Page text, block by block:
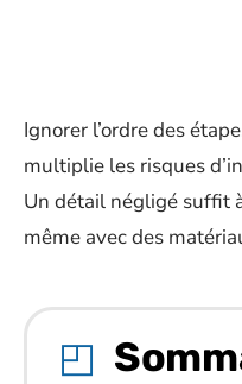
Ignorer l’ordre des
multiplie les risques
Un détail négligé suffit
même avec des